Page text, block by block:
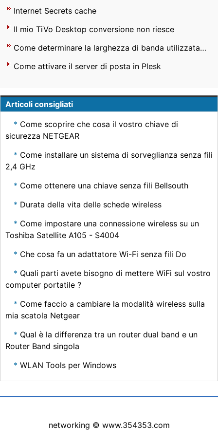
Internet Secrets cache
Il mio TiVo Desktop conversione non riesce
Come determinare la larghezza di banda utilizzata su un computer
Come attivare il server di posta in Plesk
Articoli consigliati
Come scoprire che cosa il vostro chiave di
sicurezza NETGEAR
Come installare un sistema di sorveglianza senza fili
2,4 GHz
Come ottenere una chiave senza fili Bellsouth
Durata della vita delle schede wireless
Come impostare una connessione wireless su un
Toshiba Satellite A105 - S4004
Che cosa fa un adattatore Wi-Fi senza fili Do
Quali parti avete bisogno di mettere WiFi sul vostro
computer portatile ?
Come faccio a cambiare la modalità wireless sulla
mia scatola Netgear
Qual è la differenza tra un router dual band e un
Router Band singola
WLAN Tools per Windows
networking © www.354353.com